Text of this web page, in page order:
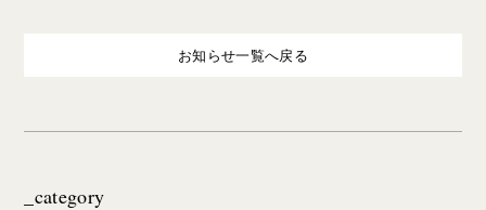
お知らせ一覧へ戻る
_category